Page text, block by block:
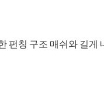
펀칭 구조 매쉬와 길게